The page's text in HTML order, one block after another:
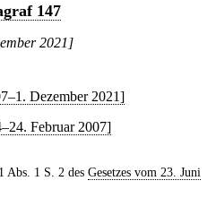
147
2021]
Dezember 2021]
Februar 2007]
Abs. 1 S. 2 des Gesetzes vom 23. Juni